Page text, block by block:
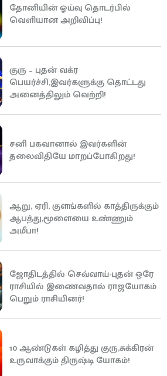
தோனியின் ஓய்வு தொடர்பில்
வெளியான அறிவிப்பு!
குரு – புதன் வக்ர
பெயர்ச்சி,இவர்களுக்கு தொட்டது
அனைத்திலும் வெற்றி!
சனி பகவானால் இவர்களின்
தலைவிதியே மாறப்போகிறது!
ஆறு, ஏரி, குளங்களில் காத்திருக்கும்
ஆபத்து,மூளையை உண்ணும்
அமீபா!
ஜோதிடத்தில் செவ்வாய்-புதன் ஒரே
ராசியில் இணைவதால் ராஜயோகம்
பெறும் ராசியினர்!
10 ஆண்டுகள் கழித்து குரு,சுக்கிரன்
உருவாக்கும் திருஷ்டி யோகம்!